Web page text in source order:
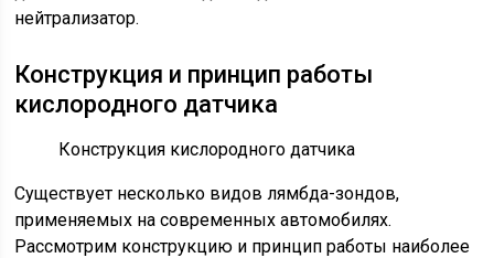
нейтрализатор.
Конструкция и принцип работы
кислородного датчика
Конструкция кислородного датчика
Существует несколько видов лямбда-зондов,
применяемых на современных автомобилях.
Рассмотрим конструкцию и принцип работы наиболее